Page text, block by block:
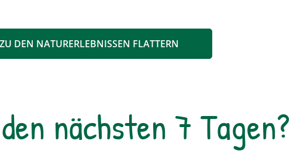
Rangerinnen und -Rangern
du bei Ausflügen die Donau-Auen,
– Abenteuer, Spiel und Spaß sind
bis Freitag | Betreuung
von 08:00 bis 16:30 Uhr:Mo & Di –
ZU DEN NATURERLEBNISSEN FLATTERN
nächsten 7 Tagen?